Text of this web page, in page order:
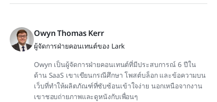
Owyn Thomas Kerr
ผู้จัดการฝ่ายคอนเทนต์ของ Lark
Owyn เป็นผู้จัดการฝ่ายคอนเทนต์ที่มีประสบการณ์ 6 ปีใน
ด้าน SaaS เขาเขียนกรณีศึกษา โพสต์บล็อก และข้อความบน
เว็บที่ทำให้ผลิตภัณฑ์ที่ซับซ้อนเข้าใจง่าย นอกเหนือจากงาน
เขาชอบถ่ายภาพและดูหนังกับเพื่อนๆ